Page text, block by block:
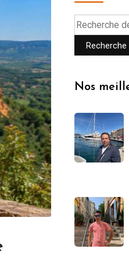
Recherche
Nos